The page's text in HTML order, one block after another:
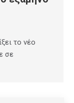
το νέο
σε